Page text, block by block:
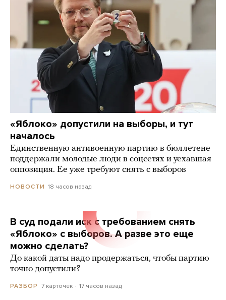
«Яблоко» допустили на выборы, и тут
началось
Единственную антивоенную партию в бюллетене
поддержали молодые люди в соцсетях и уехавшая
оппозиция. Ее уже требуют снять с выборов
НОВОСТИ 18 часов назад
В суд подали иск с требованием снять
«Яблоко» с выборов. А разве это еще
можно сделать?
До какой даты надо продержаться, чтобы партию
точно допустили?
РАЗБОР 7 карточек 17 часов назад